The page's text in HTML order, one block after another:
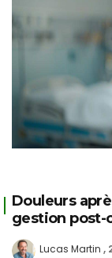
Douleurs
gestion post-
Lucas Martin